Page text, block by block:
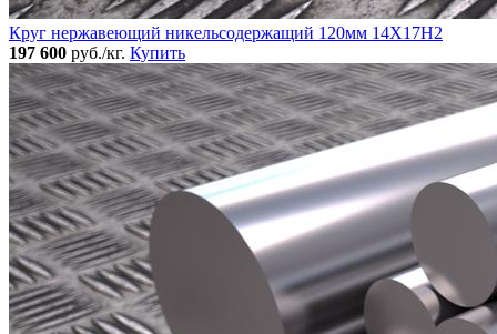
Круг нержавеющий никельсодержащий 120мм 14Х17Н2
197 600 руб./кг. Купить